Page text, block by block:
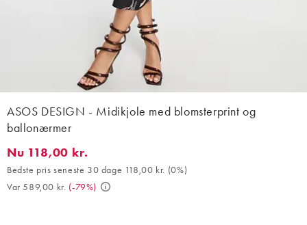
ASOS DESIGN - Midikjole med blomsterprint og
ballonærmer
Nu 118,00 kr.. Bedste pris seneste 30 dage 118,00 kr. (0%). Var
Nu 118,00 kr.
Bedste pris seneste 30 dage 118,00 kr. (0%)
Var 589,00 kr. (-79%)